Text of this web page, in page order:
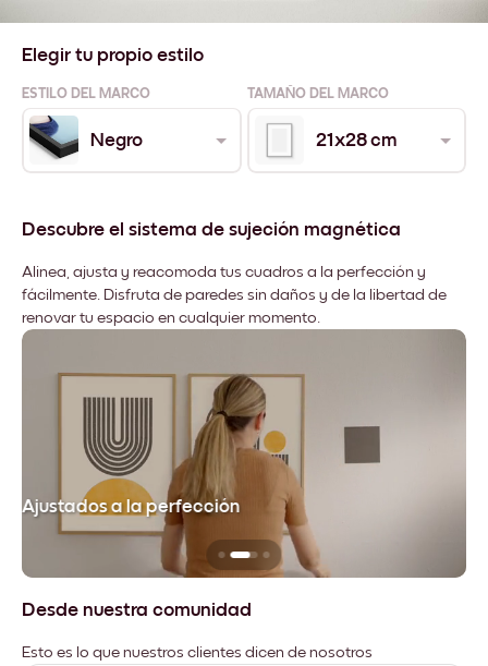
Elegir tu propio estilo
ESTILO DEL MARCO TAMAÑO DEL MARCO
Negro 21x28 cm
Descubre el sistema de sujeción magnética
Alinea, ajusta y reacomoda tus cuadros a la perfección y
fácilmente. Disfruta de paredes sin daños y de la libertad de
renovar tu espacio en cualquier momento.
Ajustados a la perfección
Desde nuestra comunidad
Esto es lo que nuestros clientes dicen de nosotros